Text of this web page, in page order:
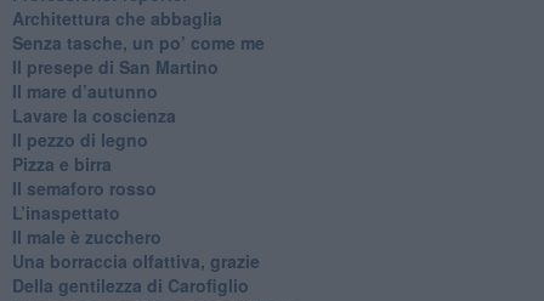
Architettura che abbaglia
​Senza tasche, un po’ come me
​Il presepe di San Martino
​Il mare d’autunno
​Lavare la coscienza
​Il pezzo di legno
​Pizza e birra
​Il semaforo rosso
​L’inaspettato
​Il male è zucchero
​Una borraccia olfattiva, grazie
​Della gentilezza di Carofiglio